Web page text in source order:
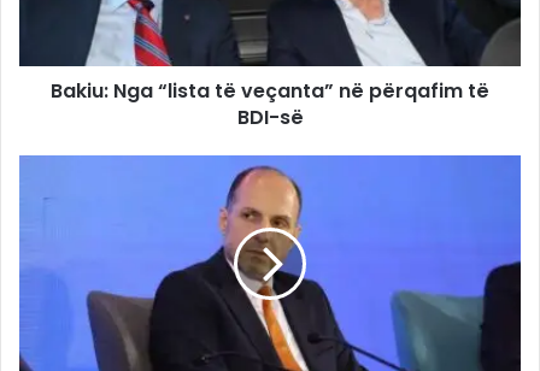
Bakiu: Nga “lista të veçanta” në përqafim të
BDI-së